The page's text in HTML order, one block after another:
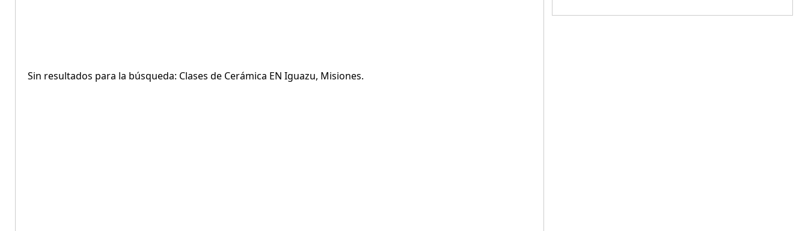
Sin resultados para la búsqueda: Clases de Cerámica EN Iguazu, Misiones.